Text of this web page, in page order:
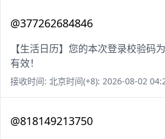
@377262684846
【生活日历】您的本次登录校验码
有效！
接收时间: 北京时间(+8): 2026-08-02
@818149213750